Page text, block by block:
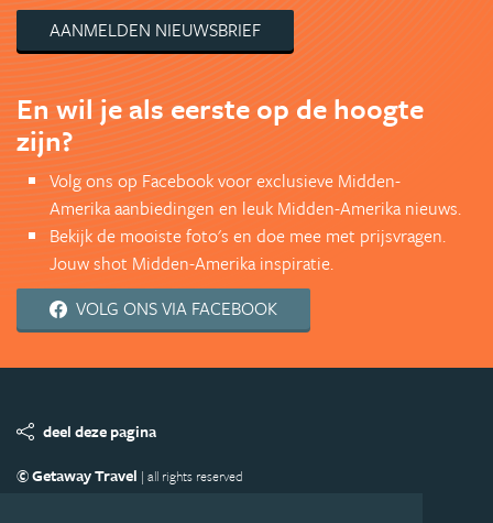
AANMELDEN NIEUWSBRIEF
En wil je als eerste op de hoogte
zijn?
Volg ons op Facebook voor exclusieve Midden-
Amerika aanbiedingen en leuk Midden-Amerika nieuws.
Bekijk de mooiste foto's en doe mee met prijsvragen.
Jouw shot Midden-Amerika inspiratie.
VOLG ONS VIA FACEBOOK
deel deze pagina
© Getaway Travel | all rights reserved